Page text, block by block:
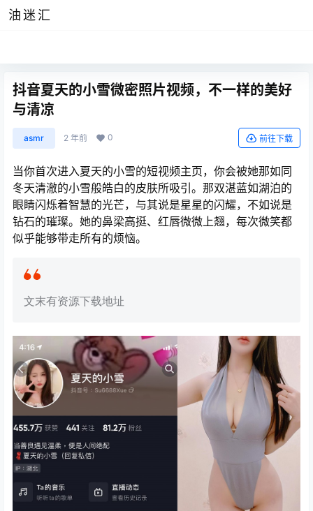
油迷汇
抖音夏天的小雪微密照片视频，不一样的美好
与清凉
asmr 2 年前 0 前往下载
当你首次进入夏天的小雪的短视频主页，你会被她那如同
冬天清澈的小雪般皓白的皮肤所吸引。那双湛蓝如湖泊的
眼睛闪烁着智慧的光芒，与其说是星星的闪耀，不如说是
钻石的璀璨。她的鼻梁高挺、红唇微微上翘，每次微笑都
似乎能够带走所有的烦恼。
文末有资源下载地址